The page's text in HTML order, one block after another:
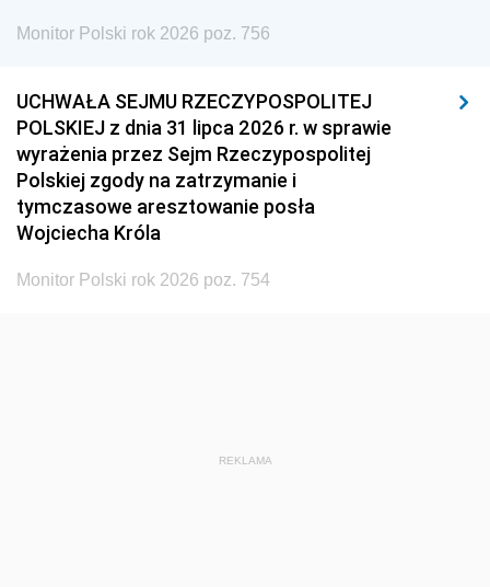
Monitor Polski rok 2026 poz. 756
UCHWAŁA SEJMU RZECZYPOSPOLITEJ
POLSKIEJ z dnia 31 lipca 2026 r. w sprawie
wyrażenia przez Sejm Rzeczypospolitej
Polskiej zgody na zatrzymanie i
tymczasowe aresztowanie posła
Wojciecha Króla
Monitor Polski rok 2026 poz. 754
REKLAMA